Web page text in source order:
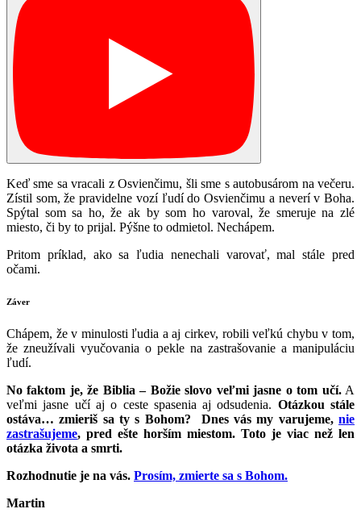
Keď sme sa vracali z Osvienčimu, šli sme s autobusárom na večeru.
Zístil som, že pravidelne vozí ľudí do Osvienčimu a neverí v Boha.
Spýtal som sa ho, že ak by som ho varoval, že smeruje na zlé
miesto, či by to prijal. Pýšne to odmietol. Nechápem.
Pritom príklad, ako sa ľudia nenechali varovať, mal stále pred
očami.
Záver
Chápem, že v minulosti ľudia a aj cirkev, robili veľkú chybu v tom,
že zneužívali vyučovania o pekle na zastrašovanie a manipuláciu
ľudí.
No faktom je, že Biblia – Božie slovo veľmi jasne o tom učí.A
veľmi jasne učí aj o ceste spasenia aj odsudenia. Otázkou stále
ostáva… zmieriš sa ty s Bohom?
Dnes vás my varujeme,nie
zastrašujeme, pred ešte horším miestom. Toto je viac než len
otázka života a smrti.
Rozhodnutie je na vás. Prosím, zmierte sa s Bohom.
Martin